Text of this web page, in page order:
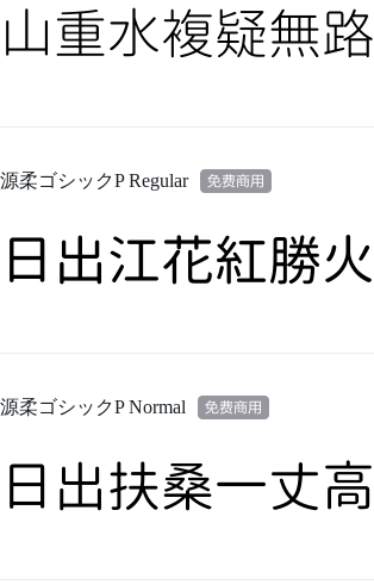
山重水複疑無路
源柔ゴシックP Regular
日出江花紅勝火
源柔ゴシックP Normal
日出扶桑一丈高